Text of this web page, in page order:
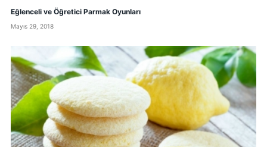
Eğlenceli ve Öğretici Parmak Oyunları
Mayıs 29, 2018